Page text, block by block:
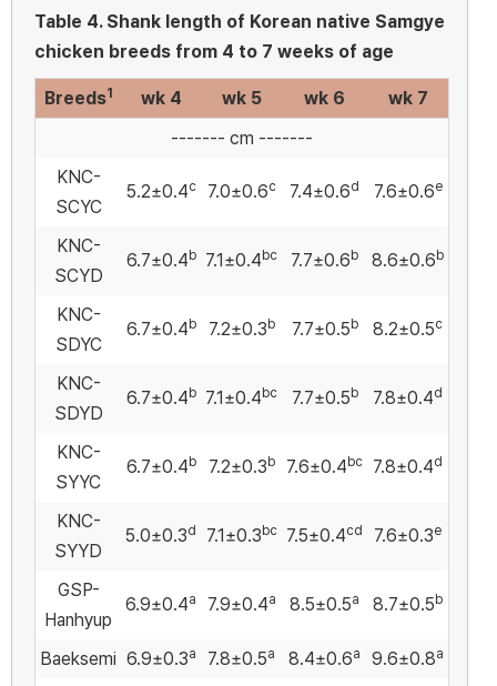
Table 4. Shank length of Korean native Samgye
chicken breeds from 4 to 7 weeks of age
Breeds1 wk 4 wk 5 wk 6
wk 7
------- cm -------
KNC-
SCYC
5.2±0.4c 7.0±0.6c 7.4±0.6d 7.6±0.6e
KNC-
SCYD
6.7±0.4 b 7.1±0.4 bc 7.7±0.6 b 8.6±0.6 b
KNC-
SDYC
6.7±0.4 b 7.2±0.3 b 7.7±0.5 b 8.2±0.5c
KNC-
SDYD
6.7±0.4 b 7.1±0.4 bc 7.7±0.5 b 7.8±0.4d
KNC-
SYYC
6.7±0.4 b 7.2±0.3 b 7.6±0.4 bc 7.8±0.4d
KNC-
SYYD
5.0±0.3d 7.1±0.3 bc 7.5±0.4cd 7.6±0.3e
GSP-
Hanhyup
6.9±0.4a 7.9±0.4a 8.5±0.5a 8.7±0.5 b
Baeksemi 6.9±0.3a 7.8±0.5a 8.4±0.6a 9.6±0.8a